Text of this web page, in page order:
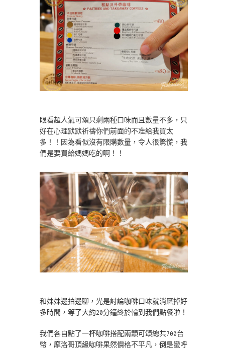
眼看超人氣可頌只剩兩種口味而且數量不多，只
好在心理默默祈禱你們前面的不准給我買太
多！！因為看似沒有限購數量，令人很驚慌，我
們是要買給媽媽吃的啊！！
和妹妹邊拍邊聊，光是討論咖啡口味就消磨掉好
多時間，等了大約20分鐘終於輪到我們點餐啦！
我們各自點了一杯咖啡搭配兩顆可頌總共700台
幣，摩洛哥頂級咖啡果然價格不平凡，倒是蠻呼